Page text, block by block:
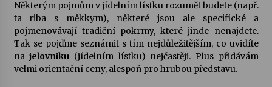
Některým pojmům v jídelním lístku rozumět budete (např.
ta riba s měkkym), některé jsou ale specifické a
pojmenovávají tradiční pokrmy, které jinde nenajdete.
Tak se pojďme seznámit s tím nejdůležitějším, co uvidíte
najelovniku (jídelním lístku) nejčastěji. Plus přidávám
velmi orientační ceny, alespoň pro hrubou představu.